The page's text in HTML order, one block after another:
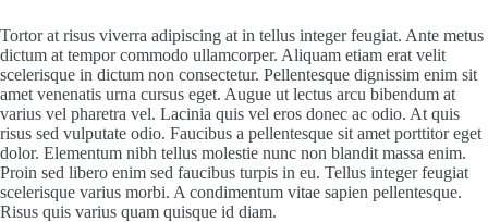
Tortor at risus viverra adipiscing at in tellus integer feugiat. Ante metus
dictum at tempor commodo ullamcorper. Aliquam etiam erat velit
scelerisque in dictum non consectetur. Pellentesque dignissim enim sit
amet venenatis urna cursus eget. Augue ut lectus arcu bibendum at
varius vel pharetra vel. Lacinia quis vel eros donec ac odio. At quis
risus sed vulputate odio. Faucibus a pellentesque sit amet porttitor eget
dolor. Elementum nibh tellus molestie nunc non blandit massa enim.
Proin sed libero enim sed faucibus turpis in eu. Tellus integer feugiat
scelerisque varius morbi. A condimentum vitae sapien pellentesque.
Risus quis varius quam quisque id diam.